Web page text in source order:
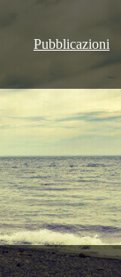
Pubblicazioni